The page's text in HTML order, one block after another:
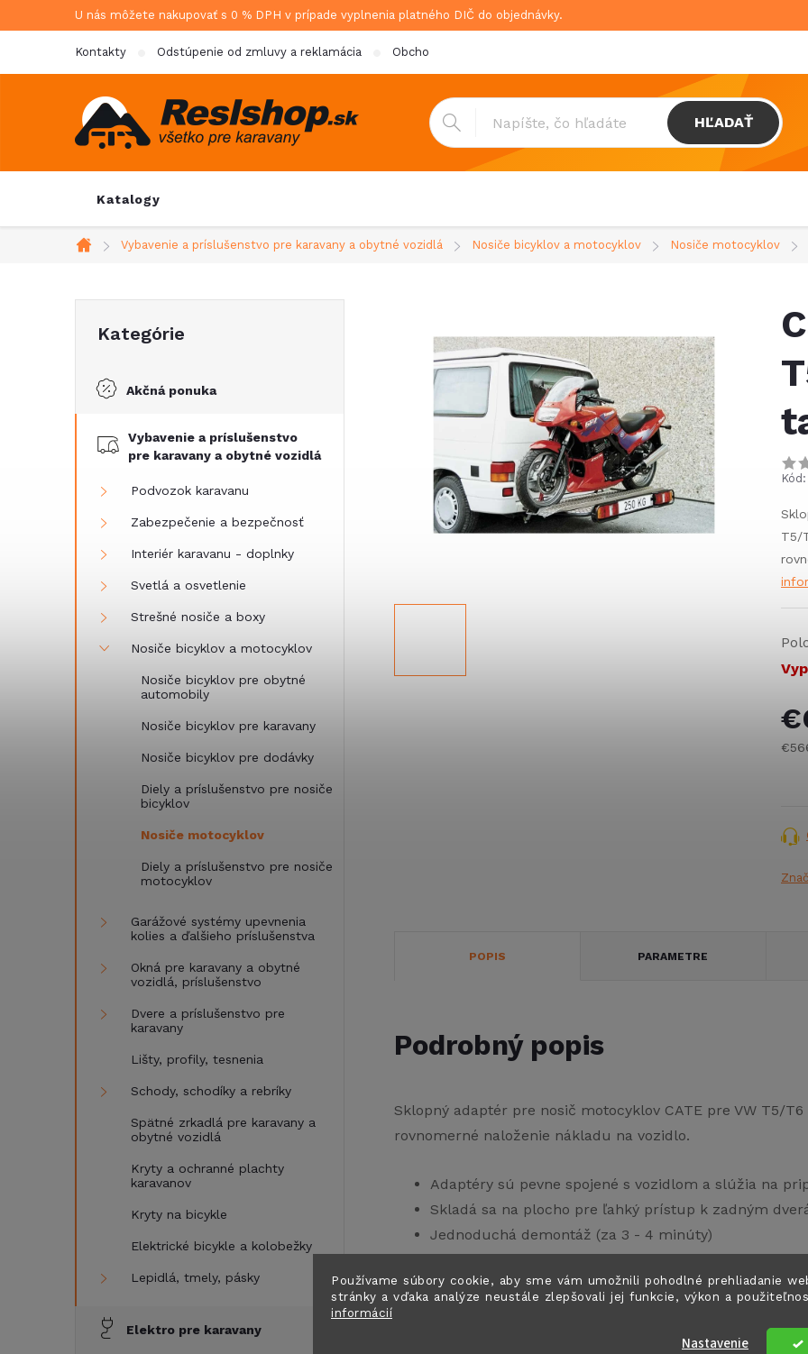
Používame súbory cookie, aby sme vám umožnili pohodlné prehliadanie
stránky a vďaka analýze neustále zlepšovali jej funkcie, výkon a
informácií
Nastavenie
na
U nás môžete nakupovať s 0 % DPH v prípade vyplnenia platného DIČ do objednávky.
Kontakty Odstúpenie od zmluvy a reklamácia Obchodné podmienky
HĽADAŤ
Katalogy
Domov
Vybavenie a príslušenstvo pre karavany a obytné vozidlá Nosiče bicyklov a motocyklov Nosiče motocyklov
č
kategórie
Kategórie
Akčná ponuka
Vybavenie a príslušenstvo
pre karavany a obytné vozidlá
Podvozok karavanu
Zabezpečenie a bezpečnosť
Interiér karavanu - doplnky
Svetlá a osvetlenie
Strešné nosiče a boxy
Nosiče bicyklov a motocyklov
Nosiče bicyklov pre obytné
automobily
Nosiče bicyklov pre karavany
Nosiče bicyklov pre dodávky
Diely a príslušenstvo pre nosiče
bicyklov
Nosiče motocyklov
Diely a príslušenstvo pre nosiče
motocyklov
Garážové systémy upevnenia
kolies a ďalšieho príslušenstva
Okná pre karavany a obytné
vozidlá, príslušenstvo
Dvere a príslušenstvo pre
karavany
Lišty, profily, tesnenia
Schody, schodíky a rebríky
Spätné zrkadlá pre karavany a
obytné vozidlá
Kryty a ochranné plachty
karavanov
Kryty na bicykle
Elektrické bicykle a kolobežky
Lepidlá, tmely, pásky
Elektro pre karavany
Kód:
T5/
POPIS PARAMETRE
Podrobný popis
Sklopný adaptér pre nosič motocyklov CATE pre VW T5/
rovnomerné naloženie nákladu na vozidlo.
Adaptéry sú pevne spojené s vozidlom a slúžia na
Skladá sa na plocho pre ľahký prístup k zadným
Jednoduchá demontáž (za 3 - 4 minúty)
Pre motocykel, skúter alebo až 5 bicyklov
Určené pre všetky rázvory vozidiel